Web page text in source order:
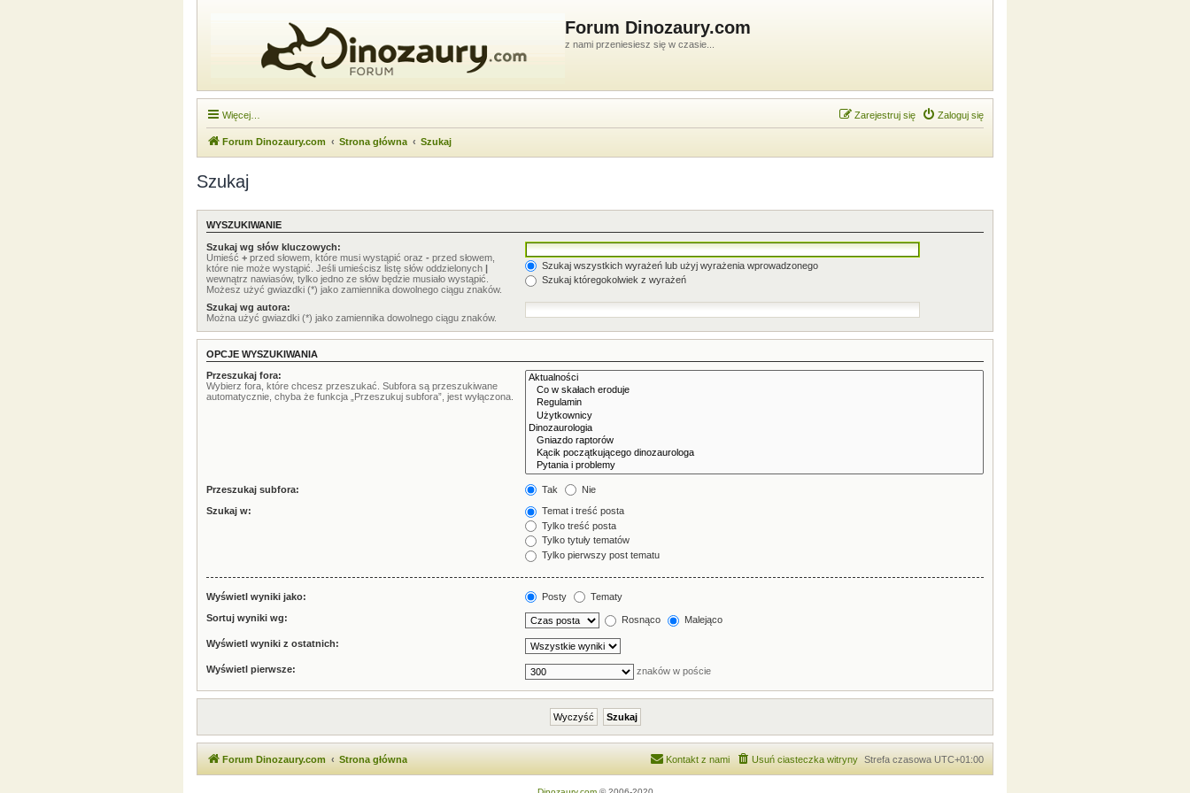
Forum Dinozaury.com
z nami przeniesiesz się w czasie...
Więcej… Zaloguj się
Zarejestruj się
Forum Dinozaury.com Strona główna Szukaj
Szukaj
WYSZUKIWANIE
Szukaj wg słów kluczowych:
Umieść + przed słowem, które musi wystąpić oraz - przed słowem,
które nie może wystąpić. Jeśli umieścisz listę słów oddzielonych |
wewnątrz nawiasów, tylko jedno ze słów będzie musiało wystąpić.
Możesz użyć gwiazdki (*) jako zamiennika dowolnego ciągu znaków.
Szukaj wszystkich wyrażeń lub użyj wyrażenia wprowadzonego
Szukaj któregokolwiek z wyrażeń
Szukaj wg autora:
Można użyć gwiazdki (*) jako zamiennika dowolnego ciągu znaków.
OPCJE WYSZUKIWANIA
Przeszukaj fora:
Wybierz fora, które chcesz przeszukać. Subfora są przeszukiwane
automatycznie, chyba że funkcja „Przeszukuj subfora”, jest wyłączona.
Przeszukaj subfora: Tak Nie
Szukaj w:
Temat i treść posta
Tylko treść posta
Tylko tytuły tematów
Tylko pierwszy post tematu
Wyświetl wyniki jako: Posty Tematy
Sortuj wyniki wg: Rosnąco Malejąco
Wyświetl wyniki z ostatnich:
Wyświetl pierwsze: znaków w poście
Forum Dinozaury.com Strona główna Strefa czasowa UTC+01:00
Usuń ciasteczka witryny
Kontakt z nami